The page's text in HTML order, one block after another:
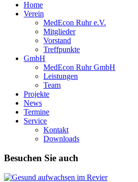
Home
Verein
MedEcon Ruhr e.V.
Mitglieder
Vorstand
Treffpunkte
GmbH
MedEcon Ruhr GmbH
Leistungen
Team
Projekte
News
Termine
Service
Kontakt
Downloads
Besuchen Sie auch